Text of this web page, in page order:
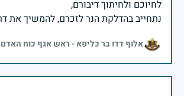
נתחייב בהדלקת הנר לזכרם, להמשיך את
אלוף דדו בר כליפא - ראש אגף כוח האדם